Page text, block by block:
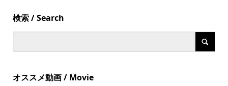
検索 / Search
オススメ動画 / Movie